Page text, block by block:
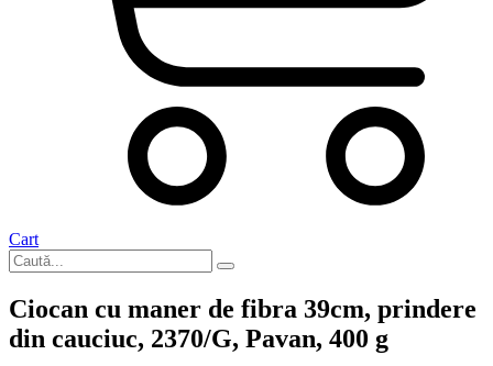
Cart
Ciocan cu maner de fibra 39cm, prindere
din cauciuc, 2370/G, Pavan, 400 g